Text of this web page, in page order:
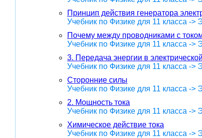
Принцип действия генератора
Учебник по Физике для 11 класса ->
Почему между проводниками с
Учебник по Физике для 11 класса ->
3. Передача энергии в
Учебник по Физике для 11 класса ->
Сторонние силы
Учебник по Физике для 11 класса ->
2. Мощность тока
Учебник по Физике для 11 класса ->
Химическое действие тока
Учебник по Физике для 11 класса ->